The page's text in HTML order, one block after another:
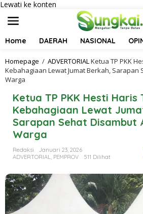
Lewati ke konten
Home DAERAH NASIONAL
Homepage / ADVERTORIALKetua TP PKK
Kebahagiaan Lewat Jumat Berkah, Sarapan
Warga
Ketua TP PKK Hesti Haris
Kebahagiaan Lewat
Sarapan Sehat Disambut
Warga
Redaksi
Januari 23, 2026
ADVERTORIAL, PEMPROV 511 Dilihat